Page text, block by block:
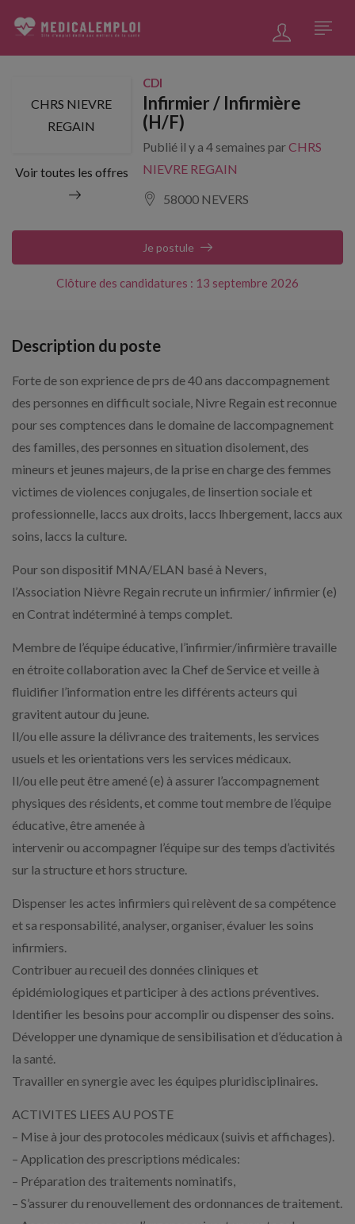
CHRS NIEVRE
REGAIN
Voir toutes les offres
CDI
Infirmier / Infirmière
(H/F)
Publié il y a 4 semaines parCHRS
NIEVRE REGAIN
58000 NEVERS
Clôture des candidatures : 13 septembre 2026
Je postule
Description du poste
Forte de son exprience de prs de 40 ans daccompagnement
des personnes en difficult sociale, Nivre Regain est reconnue
pour ses comptences dans le domaine de laccompagnement
des familles, des personnes en situation disolement, des
mineurs et jeunes majeurs, de la prise en charge des femmes
victimes de violences conjugales, de linsertion sociale et
professionnelle, laccs aux droits, laccs lhbergement, laccs aux
soins, laccs la culture.
Pour son dispositif MNA/ELAN basé à Nevers,
l’Association Nièvre Regain recrute un infirmier/ infirmier (e)
en Contrat indéterminé à temps complet.
Membre de l’équipe éducative, l’infirmier/infirmière travaille
en étroite collaboration avec la Chef de Service et veille à
fluidifier l’information entre les différents acteurs qui
gravitent autour du jeune.
Il/ou elle assure la délivrance des traitements, les services
usuels et les orientations vers les services médicaux.
Il/ou elle peut être amené (e) à assurer l’accompagnement
physiques des résidents, et comme tout membre de l’équipe
éducative, être amenée à
intervenir ou accompagner l’équipe sur des temps d’activités
sur la structure et hors structure.
Dispenser les actes infirmiers qui relèvent de sa compétence
et sa responsabilité, analyser, organiser, évaluer les soins
infirmiers.
Contribuer au recueil des données cliniques et
épidémiologiques et participer à des actions préventives.
Identifier les besoins pour accomplir ou dispenser des soins.
Développer une dynamique de sensibilisation et d’éducation à
la santé.
Travailler en synergie avec les équipes pluridisciplinaires.
ACTIVITES LIEES AU POSTE
– Mise à jour des protocoles médicaux (suivis et affichages).
– Application des prescriptions médicales:
– Préparation des traitements nominatifs,
– S’assurer du renouvellement des ordonnances de traitement.